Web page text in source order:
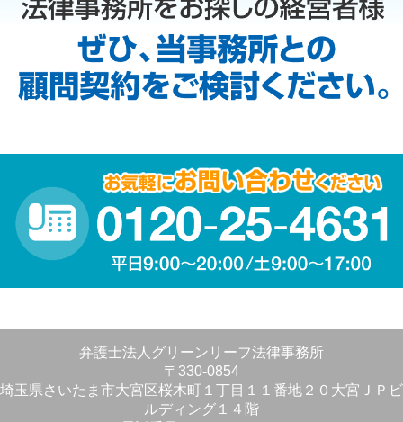
弁護士法人グリーンリーフ法律事務所
〒330-0854
埼玉県さいたま市大宮区桜木町１丁目１１番地２０大宮ＪＰビ
ルディング１４階